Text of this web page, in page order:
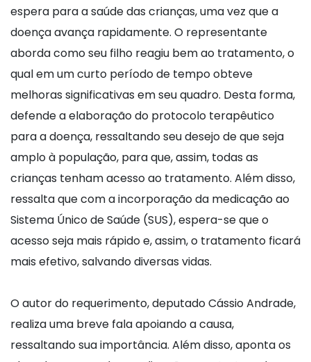
espera para a saúde das crianças, uma vez que a
doença avança rapidamente. O representante
aborda como seu filho reagiu bem ao tratamento, o
qual em um curto período de tempo obteve
melhoras significativas em seu quadro. Desta forma,
defende a elaboração do protocolo terapêutico
para a doença, ressaltando seu desejo de que seja
amplo à população, para que, assim, todas as
crianças tenham acesso ao tratamento. Além disso,
ressalta que com a incorporação da medicação ao
Sistema Único de Saúde (SUS), espera-se que o
acesso seja mais rápido e, assim, o tratamento ficará
mais efetivo, salvando diversas vidas.
O autor do requerimento, deputado Cássio Andrade,
realiza uma breve fala apoiando a causa,
ressaltando sua importância. Além disso, aponta os